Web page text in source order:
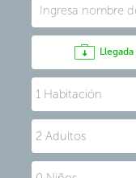
Llegada